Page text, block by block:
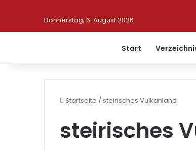
Donnerstag, 6. August 2026
Start
Startseite /steirisches Vulkanland
steirisches